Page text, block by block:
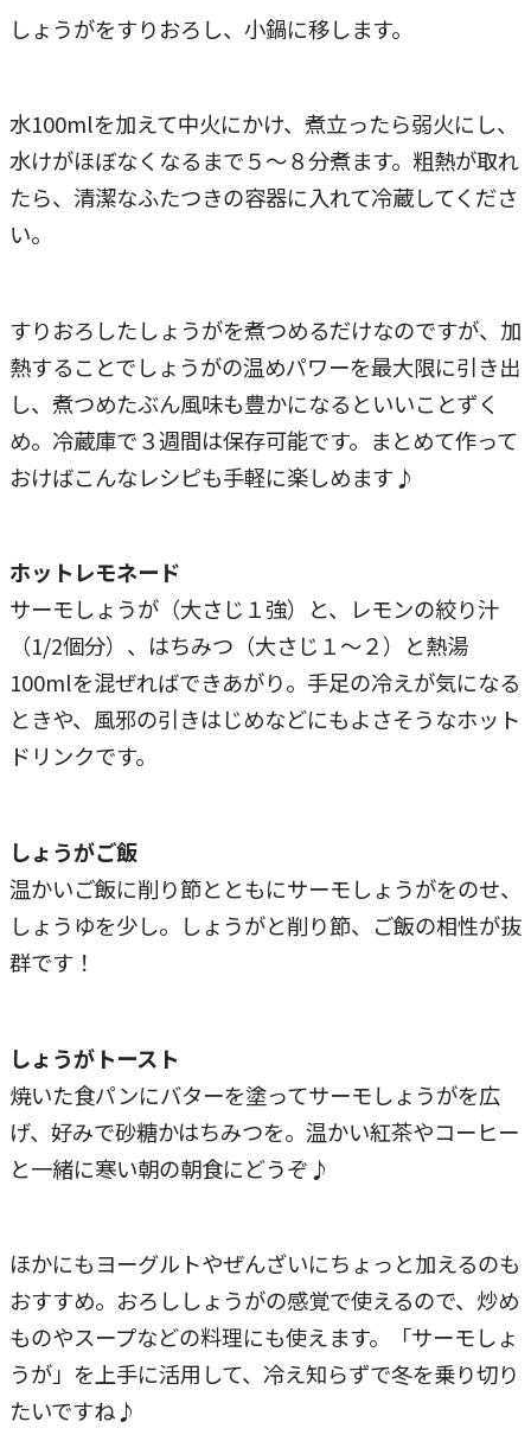
しょうがをすりおろし、小鍋に移します。
水100mlを加えて中火にかけ、煮立ったら弱火にし、
水けがほぼなくなるまで５～８分煮ます。粗熱が取れ
たら、清潔なふたつきの容器に入れて冷蔵してくださ
い。
すりおろしたしょうがを煮つめるだけなのですが、加
熱することでしょうがの温めパワーを最大限に引き出
し、煮つめたぶん風味も豊かになるといいことずく
め。冷蔵庫で３週間は保存可能です。まとめて作って
おけばこんなレシピも手軽に楽しめます♪
ホットレモネード
サーモしょうが（大さじ１強）と、レモンの絞り汁
（1/2個分）、はちみつ（大さじ１～２）と熱湯
100mlを混ぜればできあがり。手足の冷えが気になる
ときや、風邪の引きはじめなどにもよさそうなホット
ドリンクです。
しょうがご飯
温かいご飯に削り節とともにサーモしょうがをのせ、
しょうゆを少し。しょうがと削り節、ご飯の相性が抜
群です！
しょうがトースト
焼いた食パンにバターを塗ってサーモしょうがを広
げ、好みで砂糖かはちみつを。温かい紅茶やコーヒー
と一緒に寒い朝の朝食にどうぞ♪
ほかにもヨーグルトやぜんざいにちょっと加えるのも
おすすめ。おろししょうがの感覚で使えるので、炒め
ものやスープなどの料理にも使えます。「サーモしょ
うが」を上手に活用して、冷え知らずで冬を乗り切り
たいですね♪